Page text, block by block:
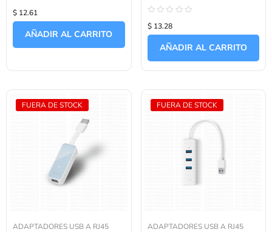
con
0
$ 12.61
AÑADIR AL CARRITO
con
0
$ 13.28
AÑADIR AL CARRITO
FUERA DE STOCK
ADAPTADORES USB A RJ45
FUERA DE STOCK
ADAPTADORES USB A RJ45